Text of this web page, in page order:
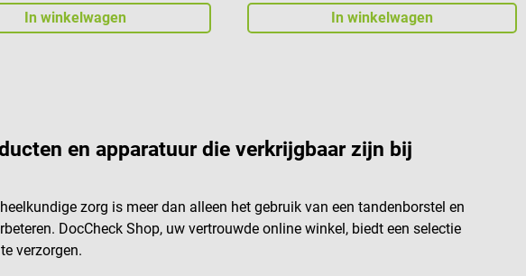
In winkelwagen In winkelwagen
en apparatuur die verkrijgbaar zijn bij
zorg is meer dan alleen het gebruik van een tandenborstel en
DocCheck Shop, uw vertrouwde online winkel, biedt een selectie
verzorgen.